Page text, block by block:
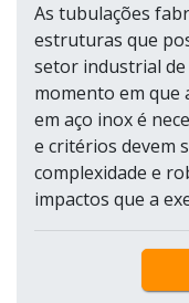
As tubulações
estruturas que
setor industrial
momento em que
em aço inox é
e critérios devem
complexidade e
impactos que a